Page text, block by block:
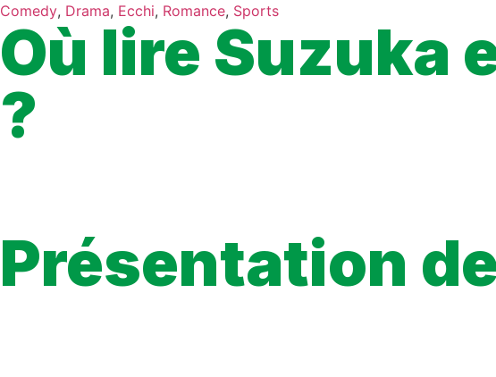
Comedy, Drama, Ecchi, Romance, Sports
Où lire Suzuka
?
Présentation